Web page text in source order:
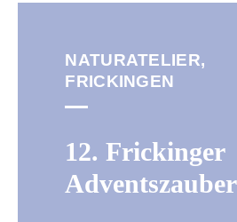
NATURATELIER,
FRICKINGEN
12. Frickinger
Adventszauber